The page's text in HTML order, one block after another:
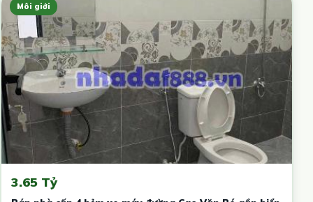
Môi giới
3.65 Tỷ